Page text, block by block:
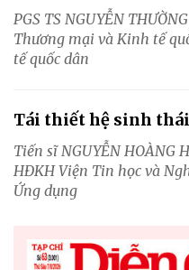
PGS TS NGUYỄN
Thương mại và Kinh tế
tế quốc dân
Tái thiết hệ sinh
Tiến sĩ NGUYỄN HOÀNG
HĐKH Viện Tin học và
Ứng dụng